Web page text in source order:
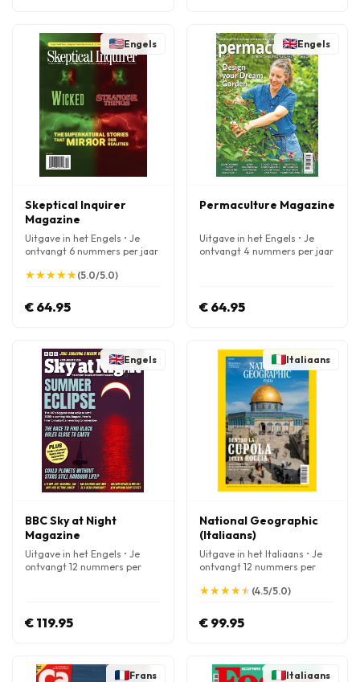
Engels
Skeptical Inquirer
Magazine
Uitgave in het Engels • Je
ontvangt 6 nummers per jaar
★
★★
★★
★★
★★
★(5.0/5.0)
€ 64.95
Engels
Permaculture Magazine
Uitgave in het Engels • Je
ontvangt 4 nummers per jaar
€ 64.95
Engels
BBC Sky at Night
Magazine
Uitgave in het Engels • Je
ontvangt 12 nummers per
€ 119.95
Italiaans
National Geographic
(Italiaans)
Uitgave in het Italiaans • Je
ontvangt 12 nummers per
★
★★
★★
★★
★★
★ (4.5/5.0)
€ 99.95
Frans Italiaans